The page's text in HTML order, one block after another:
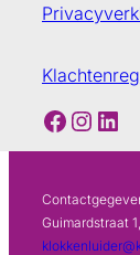
Facebook Instagram LinkedIn
Guimardstraat